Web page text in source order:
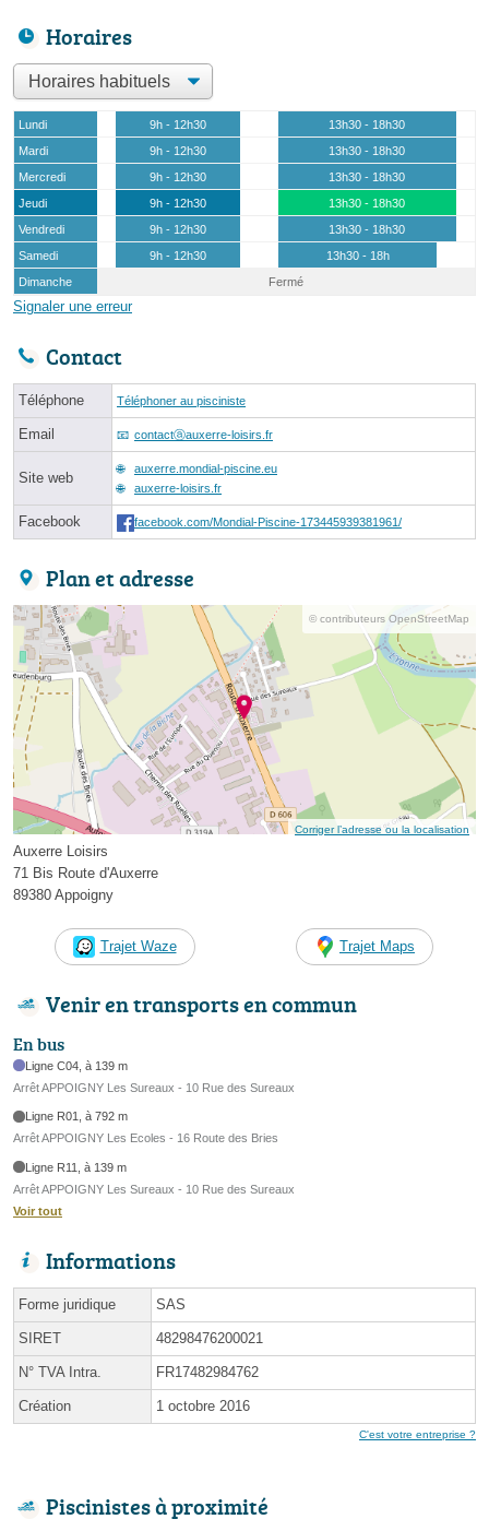
Horaires
Lundi 9h - 12h30
13h30 - 18h30
Mardi
9h - 12h30
13h30 - 18h30
Mercredi
9h - 12h30
13h30 - 18h30
Jeudi
9h - 12h30
13h30 - 18h30
Vendredi
9h - 12h30
13h30 - 18h30
Samedi
9h - 12h30
13h30 - 18h
Dimanche
Fermé
Signaler une erreur
Contact
Téléphone Téléphoner au pisciniste
Email contactⓐauxerre-loisirs.fr
Site web
auxerre.mondial-piscine.eu
auxerre-loisirs.fr
Facebook facebook.com/Mondial-Piscine-173445939381961/
Plan et adresse
© contributeurs OpenStreetMap
Corriger l’adresse ou la localisation
Auxerre Loisirs
71 Bis Route d'Auxerre
89380 Appoigny
Trajet Waze Trajet Maps
Venir en transports en commun
En bus
Ligne C04, à 139 m
Arrêt APPOIGNY Les Sureaux - 10 Rue des Sureaux
Ligne R01, à 792 m
Arrêt APPOIGNY Les Ecoles - 16 Route des Bries
Ligne R11, à 139 m
Arrêt APPOIGNY Les Sureaux - 10 Rue des Sureaux
Voir tout
Informations
Forme juridique SAS
SIRET 48298476200021
N° TVA Intra. FR17482984762
Création 1 octobre 2016
C'est votre entreprise ?
Piscinistes à proximité